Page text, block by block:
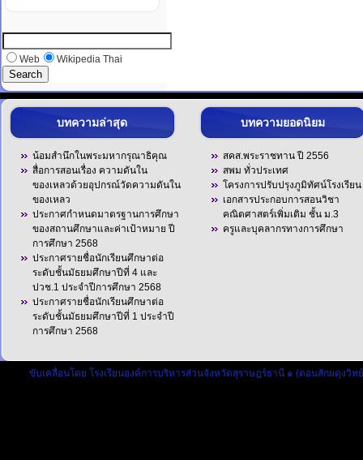
Web Wikipedia Thai
บทความล่าสุด
น้อมสำนึกในพระมหากรุณาธิคุณ
สื่อการสอนเรื่อง ความดันใน
ของเหลวด้วยอุปกรณ์วัดความดันใน
ของเหลว
ประกาศกำหนดมาตรฐานการศึกษา
ของสถานศึกษาและค่าเป้าหมาย ปี
การศึกษา 2568
ประกาศรายชื่อนักเรียนศึกษาต่อ
ระดับชั้นมัธยมศึกษาปีที่ 4 และ
ปวช.1 ประจำปีการศึกษา 2568
ประกาศรายชื่อนักเรียนศึกษาต่อ
ระดับชั้นมัธยมศึกษาปีที่ 1 ประจำปี
การศึกษา 2568
บทความยอดนิยม
สคส.พระราชทาน ปี 2556
สพม ทั่วประเทศ
โครงการปรับปรุงภูมิทัศน์โรงเรียน
เอกสารประกอบการสอนวิชา
คณิตศาสตร์เพิ่มเติม ชั้น ม.3
ครูและบุคลากรทางการศึกษา
ขับเคลื่อนโดย โรงเรียนองค์การบริหารส่วนจังหวัดสุราษฎร์ธานี ๑ (ดอนสักผดุงวิท